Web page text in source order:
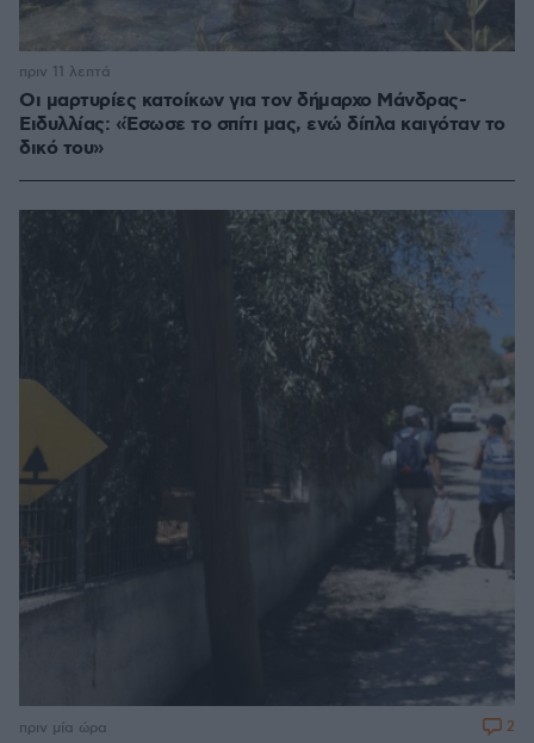
Οι μαρτυρίες κατοίκων για τον δήμαρχο Μάνδρας-
Ειδυλλίας: «Έσωσε το σπίτι μας, ενώ δίπλα καιγόταν το
δικό του»
πριν 11 λεπτά
πριν μία ώρα 2